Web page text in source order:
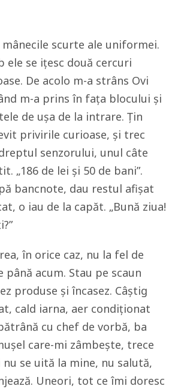
scurte ale uniformei.
ele se ițesc două cercuri
De acolo m-a strâns Ovi
m-a prins în fața blocului și
de ușa de la intrare. Țin
privirile curioase, și trec
senzorului, unul câte
„186 de lei și 50 de bani”.
bancnote, dau restul afișat
o iau de la capăt. „Bună ziua!
în orice caz, nu la fel de
până acum. Stau pe scaun
produse și încasez. Câștig
cald iarna, aer condiționat
cu chef de vorbă, ba
care-mi zâmbește, trece
se uită la mine, nu salută,
Uneori, tot ce îmi doresc